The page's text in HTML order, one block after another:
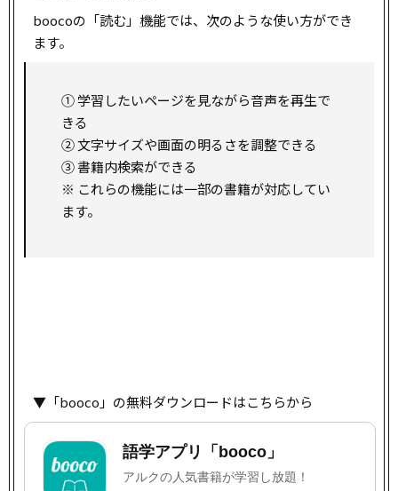
boocoの「読む」 機能では、次のような使い方ができ
ます。
① 学習したいページを見ながら音声を再生で
きる
② 文字サイズや画面の明るさを調整できる
③ 書籍内検索ができる
※ これらの機能には一部の書籍が対応してい
ます。
▼「booco」の無料ダウンロードはこちらから